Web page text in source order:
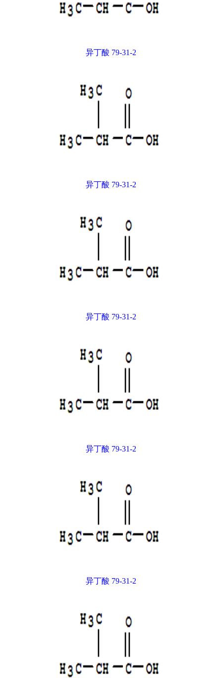
异丁酸 79-31-2
异丁酸 79-31-2
异丁酸 79-31-2
异丁酸 79-31-2
异丁酸 79-31-2